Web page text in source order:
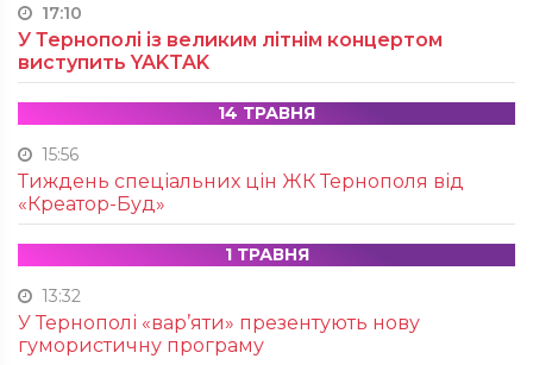
17:10
У Тернополі із великим літнім концертом
виступить YAKTAK
14 ТРАВНЯ
15:56
Тиждень спеціальних цін ЖК Тернополя від
«Креатор-Буд»
1 ТРАВНЯ
13:32
У Тернополі «вар’яти» презентують нову
гумористичну програму